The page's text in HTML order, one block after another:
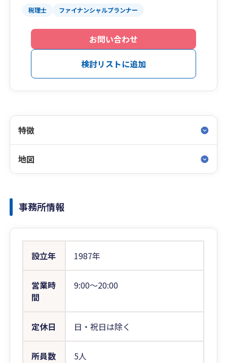
税理士 ファイナンシャルプランナー
お問い合わせ
検討リストに追加
特徴
地図
事務所情報
設立年 1987年
営業時
間
9:00〜20:00
定休日 日・祝日は除く
所員数 5人